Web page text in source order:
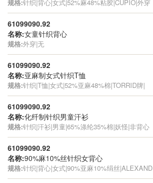
规格:针织|背心|女式|52%麻48%粘胶|CUPIO|外穿
61099090.92
名称:女童针织背心
规格:外穿|无
61099090.92
名称:亚麻制女式针织T恤
规格:针织|T恤|女式|52%亚麻48%棉|TORRID牌|
61099090.92
名称:化纤制针织男童汗衫
规格:针织|汗衫|男童|65%涤纶35%棉|妖怪|非背心
61099090.92
名称:90%麻10%丝针织女背心
规格:针织|背心|女式|90%亚麻10%绢丝|ALEXAND